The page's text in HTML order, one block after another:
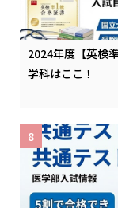
2024年度【英検
学科はここ！
8